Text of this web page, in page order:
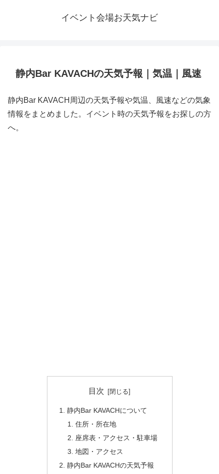
イベント会場お天気ナビ
静内Bar KAVACHの天気予報｜気温｜風速
静内Bar KAVACH周辺の天気予報や気温、風速などの気象
情報をまとめました。イベント時の天気予報をお探しの方
へ。
目次
静内Bar KAVACHについて
住所・所在地
座席表・アクセス・駐車場
地図・アクセス
静内Bar KAVACHの天気予報